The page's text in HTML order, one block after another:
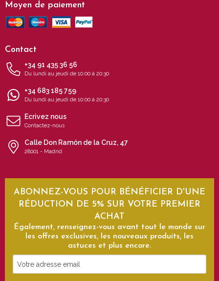
Moyen de paiement
Contact
+34 91 435 36 56
Du lundi au jeudi de 10:00 à 20:30
+34 683 185 759
Du lundi au jeudi de 10:00 à 20:30
Ecrivez nous
Contactez-nous
Calle Don Ramón de la Cruz, 47
28001 - Madrid
ABONNEZ-VOUS POUR BÉNÉFICIER D'UNE
RÉDUCTION DE 5% SUR VOTRE PREMIER
ACHAT
Également, renseignez-vous avant tout le monde sur
les offres exclusives, les nouveaux produits, les
astuces et plus encore.
Votre
adresse